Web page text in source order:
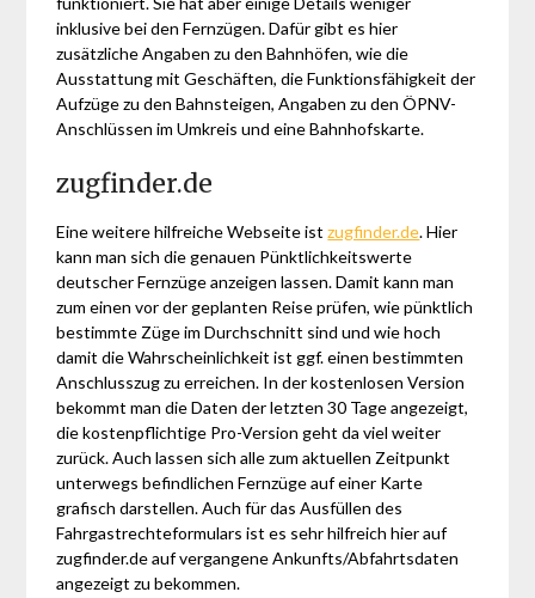
inklusive bei den Fernzügen. Dafür gibt es hier
zusätzliche Angaben zu den Bahnhöfen, wie die
Ausstattung mit Geschäften, die Funktionsfähigkeit der
Aufzüge zu den Bahnsteigen, Angaben zu den ÖPNV-
Anschlüssen im Umkreis und eine Bahnhofskarte.
zugfinder.de
Eine weitere hilfreiche Webseite istzugfinder.de. Hier
kann man sich die genauen Pünktlichkeitswerte
deutscher Fernzüge anzeigen lassen. Damit kann man
zum einen vor der geplanten Reise prüfen, wie pünktlich
bestimmte Züge im Durchschnitt sind und wie hoch
damit die Wahrscheinlichkeit ist ggf. einen bestimmten
Anschlusszug zu erreichen. In der kostenlosen Version
bekommt man die Daten der letzten 30 Tage angezeigt,
die kostenpflichtige Pro-Version geht da viel weiter
zurück. Auch lassen sich alle zum aktuellen Zeitpunkt
unterwegs befindlichen Fernzüge auf einer Karte
grafisch darstellen. Auch für das Ausfüllen des
Fahrgastrechteformulars ist es sehr hilfreich hier auf
zugfinder.de auf vergangene Ankunfts/Abfahrtsdaten
angezeigt zu bekommen.